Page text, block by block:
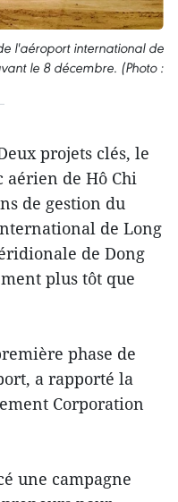
l'aéroport international de
le 8 décembre. (Photo :
projets clés, le
de Hô Chi
de gestion du
de Long
de Dong
plus tôt que
phase de
a rapporté la
Corporation
une campagne